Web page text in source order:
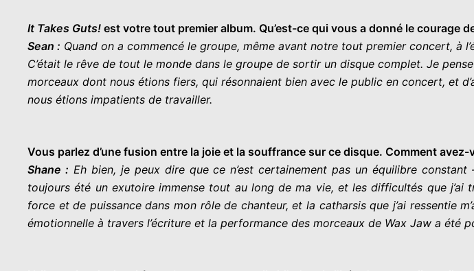
It Takes Guts! est votre tout premier album. Qu’est-ce qui vous a donné le courage
Sean : Quand on a commencé le groupe, même avant notre tout premier concert, à
C’était le rêve de tout le monde dans le groupe de sortir un disque complet. Je
morceaux dont nous étions fiers, qui résonnaient bien avec le public en concert, et
nous étions impatients de travailler.
Vous parlez d’une fusion entre la joie et la souffrance sur ce disque. Comment
Shane : Eh bien, je peux dire que ce n’est certainement pas un équilibre
toujours été un exutoire immense tout au long de ma vie, et les difficultés que
force et de puissance dans mon rôle de chanteur, et la catharsis que j’ai ressentie
émotionnelle à travers l’écriture et la performance des morceaux de Wax Jaw a été